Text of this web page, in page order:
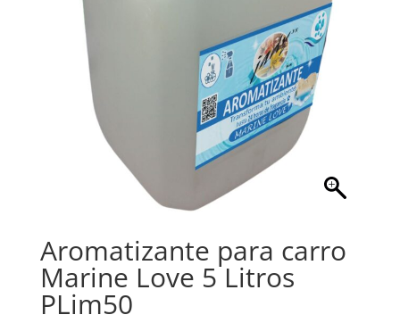
Aromatizante para carro
Marine Love 5 Litros
PLim50